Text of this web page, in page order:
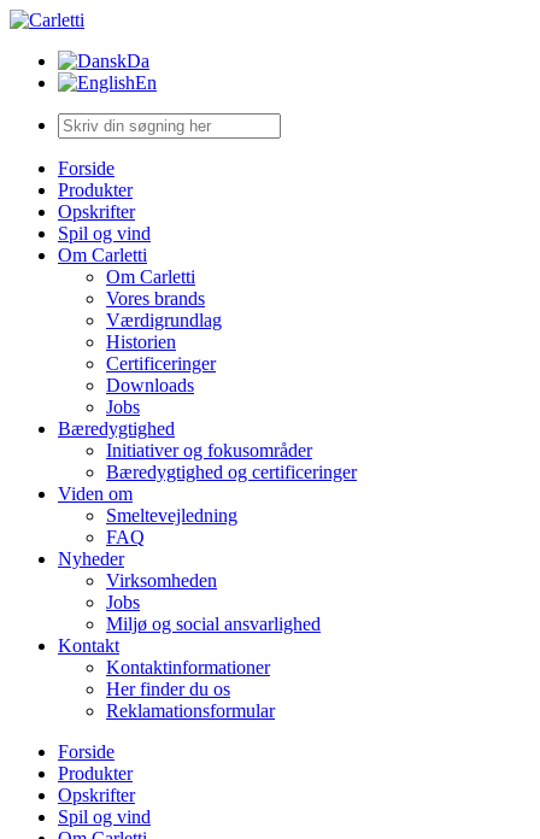
Da
En
Forside
Produkter
Opskrifter
Spil og vind
Om Carletti
Om Carletti
Vores brands
Værdigrundlag
Historien
Certificeringer
Downloads
Jobs
Bæredygtighed
Initiativer og fokusområder
Bæredygtighed og certificeringer
Viden om
Smeltevejledning
FAQ
Nyheder
Virksomheden
Jobs
Miljø og social ansvarlighed
Kontakt
Kontaktinformationer
Her finder du os
Reklamationsformular
Forside
Produkter
Opskrifter
Spil og vind